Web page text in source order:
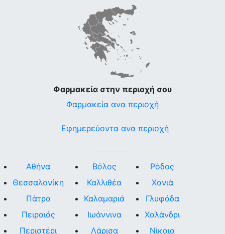
Φαρμακεία στην περιοχή σου
Φαρμακεία ανα περιοχή
Εφημερεύοντα ανα περιοχή
Αθήνα
Θεσσαλονίκη
Πάτρα
Πειραιάς
Περιστέρι
Βόλος
Καλλιθέα
Καλαμαριά
Ιωάννινα
Λάρισα
Ρόδος
Χανιά
Γλυφάδα
Χαλάνδρι
Νίκαια